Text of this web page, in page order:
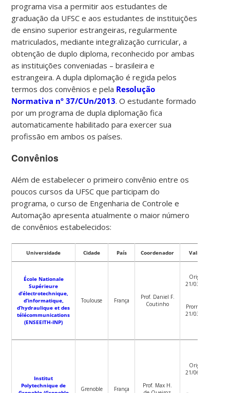
programa visa a permitir aos estudantes de
graduação da UFSC e aos estudantes de instituições
de ensino superior estrangeiras, regularmente
matriculados, mediante integralização curricular, a
obtenção de duplo diploma, reconhecido por ambas
as instituições conveniadas – brasileira e
estrangeira. A dupla diplomação é regida pelos
termos dos convênios e pela Resolução
Normativa nº 37/CUn/2013. O estudante formado
por um programa de dupla diplomação fica
automaticamente habilitado para exercer sua
profissão em ambos os países.
Convênios
Além de estabelecer o primeiro convênio entre os
poucos cursos da UFSC que participam do
programa, o curso de Engenharia de Controle e
Automação apresenta atualmente o maior número
de convênios estabelecidos:
Universidade Cidade País Coordenador Validade
École Nationale
Supérieure
d’électrotechnique,
d’informatique,
d’hydraulique et des
télécommunications
(ENSEEITH-INP)
Toulouse França
Prof. Daniel F.
Coutinho
Original:
21/03/2021
Prorrogação:
21/03/2026
Institut
Polytechnique de
Grenoble França
Prof. Max H.
Original:
21/06/2021